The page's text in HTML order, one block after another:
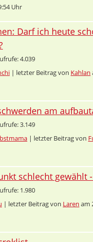
Uhr
Darf ich heute
4.039
| letzter Beitrag von Kahlan
am
3.149
| letzter Beitrag von
schlecht gewählt
1.980
| letzter Beitrag von Laren am